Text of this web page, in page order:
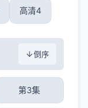
高清4
倒序
第3集